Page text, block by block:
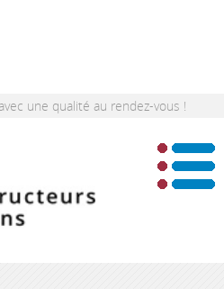
une qualité au rendez-vous !